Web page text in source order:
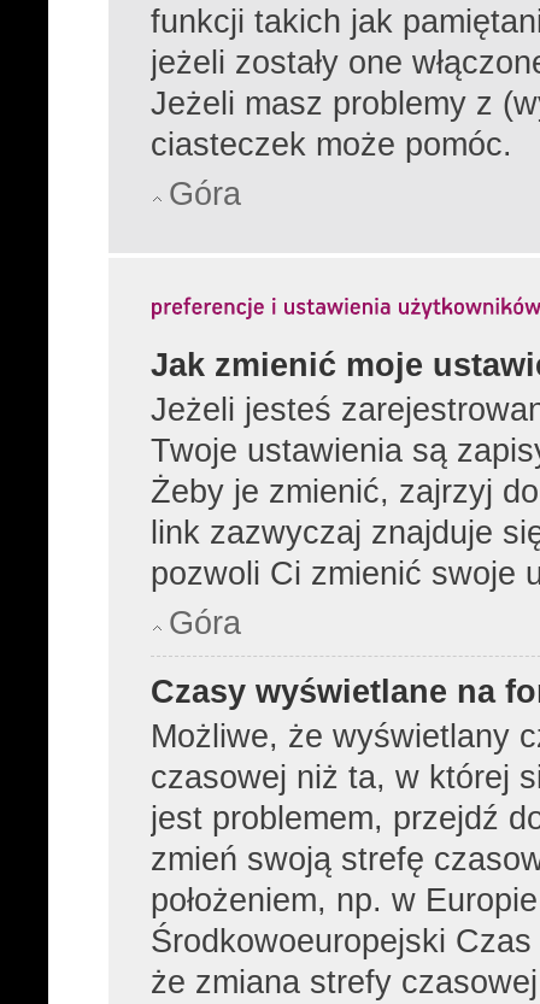
funkcji takich jak
jeżeli zostały one
Jeżeli masz problemy z
ciasteczek może pomóc.
Góra
Jak zmienić moje
Jeżeli jesteś
Twoje ustawienia są
Żeby je zmienić, zajrzyj
link zazwyczaj znajduje
pozwoli Ci zmienić swoje
Góra
Czasy wyświetlane na
Możliwe, że wyświetlany
czasowej niż ta, w której
jest problemem, przejdź
zmień swoją strefę
położeniem, np. w
Środkowoeuropejski
że zmiana strefy